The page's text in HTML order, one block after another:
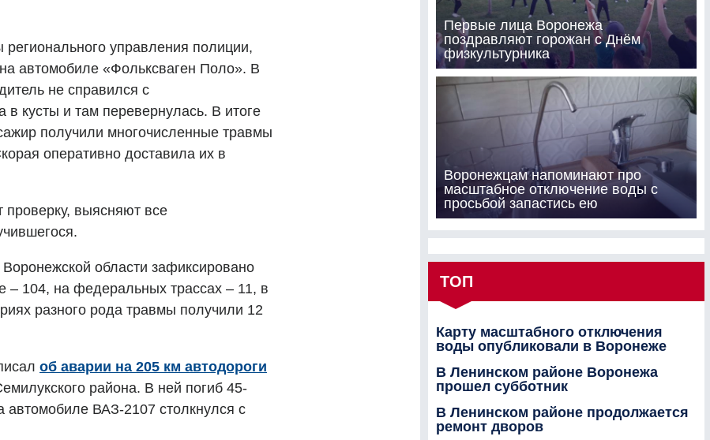
управления полиции,
автомобиле «Фольксваген Поло». В
не справился с
в кусты и там перевернулась. В итоге
получили многочисленные травмы
оперативно доставила их в
проверку, выясняют все
области зафиксировано
– 104, на федеральных трассах – 11, в
разного рода травмы получили 12
об аварии на 205 км автодороги
района. В ней погиб 45-
автомобиле ВАЗ-2107 столкнулся с
Первые лица Воронежа
поздравляют горожан с Днём
физкультурника
Воронежцам напоминают про
масштабное отключение воды с
просьбой запастись ею
ТОП
Карту масштабного отключения
воды опубликовали в Воронеже
В Ленинском районе Воронежа
прошел субботник
В Ленинском районе продолжается
ремонт дворов